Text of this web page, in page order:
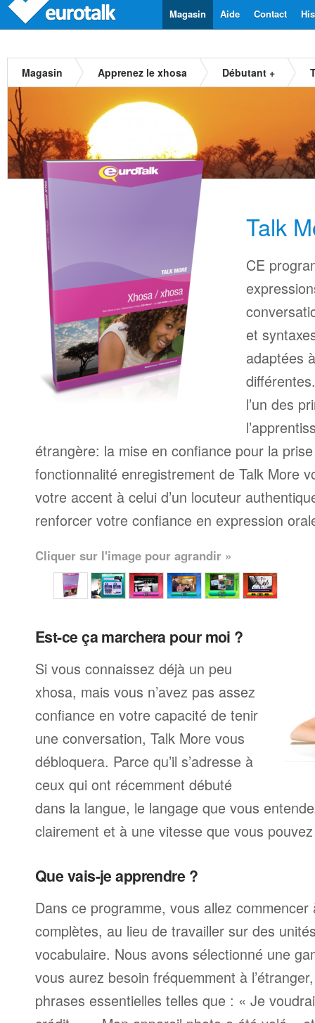
Contact
Aide
Magasin
Magasin Apprenez le xhosa Débutant +
Talk
CE
et
adaptées
l’un des
étrangère: la mise en confiance pour la
fonctionnalité enregistrement de Talk More
votre accent à celui d’un locuteur
renforcer votre confiance en expression
Cliquer sur l'image pour agrandir »
Est-ce ça marchera pour moi ?
Si vous connaissez déjà un peu
xhosa, mais vous n’avez pas assez
confiance en votre capacité de tenir
une conversation, Talk More vous
débloquera. Parce qu’il s’adresse à
ceux qui ont récemment débuté
dans la langue, le langage que vous
clairement et à une vitesse que vous
Que vais-je apprendre ?
Dans ce programme, vous allez
complètes, au lieu de travailler sur des
vocabulaire. Nous avons sélectionné une
vous aurez besoin fréquemment à
phrases essentielles telles que : « Je